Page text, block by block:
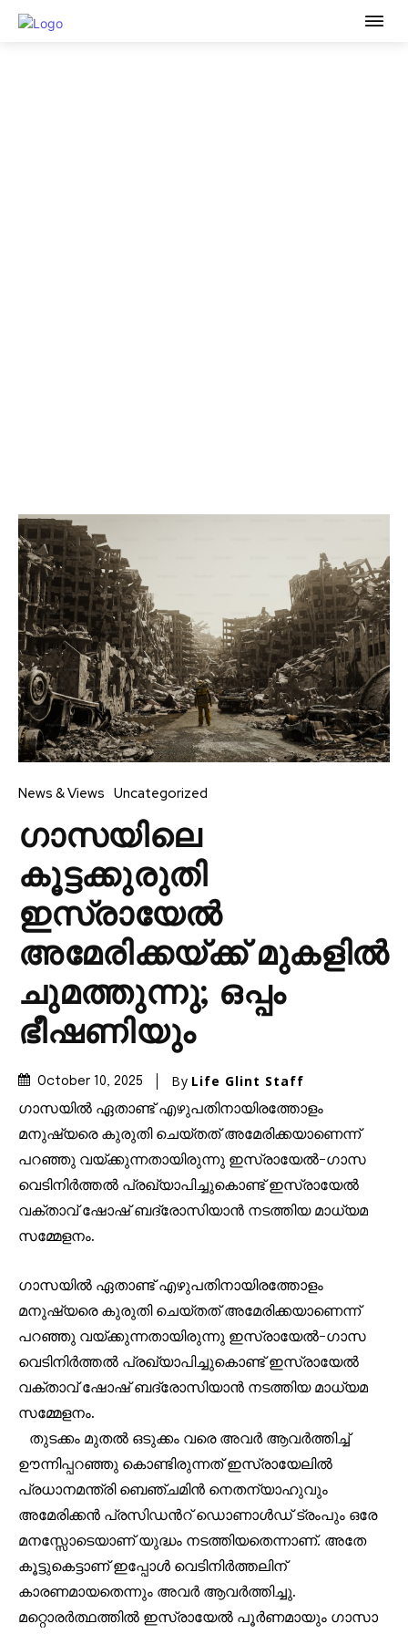
Join our community of
SUBSCRIBERS and be part of the
conversation.
To subscribe, simply enter your email address on our website
or click the subscribe button below. Don't worry, we respect
your privacy and won't spam your inbox. Your information is
safe with us.
News & Views Uncategorized
ഗാസയിലെ
കൂട്ടക്കുരുതി
ഇസ്രായേൽ
അമേരിക്കയ്ക്ക് മുകളിൽ
ചുമത്തുന്നു; ഒപ്പം
ഭീഷണിയും
October 10, 2025 By Life Glint Staff
ഗാസയിൽ ഏതാണ്ട് എഴുപതിനായിരത്തോളം
മനുഷ്യരെ കുരുതി ചെയ്തത് അമേരിക്കയാണെന്ന്
പറഞ്ഞു വയ്ക്കുന്നതായിരുന്നു ഇസ്രായേൽ-ഗാസ
വെടിനിർത്തൽ പ്രഖ്യാപിച്ചുകൊണ്ട് ഇസ്രായേൽ
വക്താവ് ഷോഷ് ബദ്രോസിയാൻ നടത്തിയ മാധ്യമ
സമ്മേളനം.
ഗാസയിൽ ഏതാണ്ട് എഴുപതിനായിരത്തോളം
മനുഷ്യരെ കുരുതി ചെയ്തത് അമേരിക്കയാണെന്ന്
പറഞ്ഞു വയ്ക്കുന്നതായിരുന്നു ഇസ്രായേൽ-ഗാസ
വെടിനിർത്തൽ പ്രഖ്യാപിച്ചുകൊണ്ട് ഇസ്രായേൽ
വക്താവ് ഷോഷ് ബദ്രോസിയാൻ നടത്തിയ മാധ്യമ
സമ്മേളനം.
തുടക്കം മുതൽ ഒടുക്കം വരെ അവർ ആവർത്തിച്ച്
ഊന്നിപ്പറഞ്ഞു കൊണ്ടിരുന്നത് ഇസ്രായേലിൽ
പ്രധാനമന്ത്രി ബെഞ്ചമിൻ നെതന്യാഹുവും
അമേരിക്കൻ പ്രസിഡൻറ് ഡൊണാൾഡ് ട്രംപും ഒരേ
മനസ്സോടെയാണ് യുദ്ധം നടത്തിയതെന്നാണ്. അതേ
കൂട്ടുകെട്ടാണ് ഇപ്പോൾ വെടിനിർത്തലിന്
കാരണമായതെന്നും അവർ ആവർത്തിച്ചു.
മറ്റൊരർത്ഥത്തിൽ ഇസ്രായേൽ പൂർണമായും ഗാസാ